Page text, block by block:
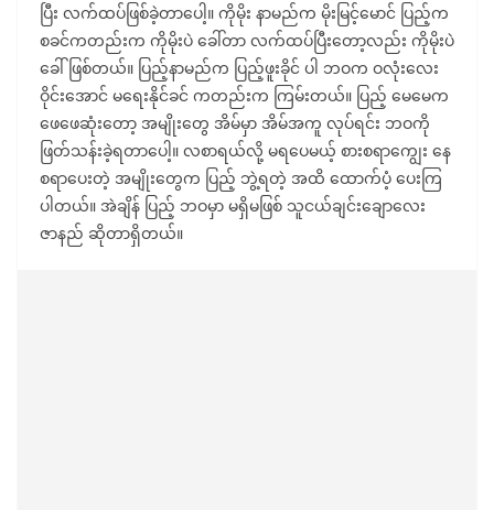
ပြီး လက်ထပ်ဖြစ်ခဲ့တာပေါ့။ ကိုမိုး နာမည်က မိုးမြင့်မောင် ပြည့်က
စခင်ကတည်းက ကိုမိုးပဲ ခေါ်တာ လက်ထပ်ပြီးတော့လည်း ကိုမိုးပဲ
ခေါ်ဖြစ်တယ်။ ပြည့်နာမည်က ပြည့်ဖူးခိုင် ပါ ဘဝက ဝလုံးလေး
ဝိုင်းအောင် မရေးနိုင်ခင် ကတည်းက ကြမ်းတယ်။ ပြည့် မေမေက
ဖေဖေဆုံးတော့ အမျိုးတွေ အိမ်မှာ အိမ်အကူ လုပ်ရင်း ဘဝကို
ဖြတ်သန်းခဲ့ရတာပေါ့။ လစာရယ်လို့ မရပေမယ့် စားစရာကျွေး နေ
စရာပေးတဲ့ အမျိုးတွေက ပြည့် ဘွဲ့ရတဲ့ အထိ ထောက်ပံ့ ပေးကြ
ပါတယ်။ အဲချိန် ပြည့် ဘဝမှာ မရှိမဖြစ် သူငယ်ချင်းချောလေး
ဇာနည် ဆိုတာရှိတယ်။